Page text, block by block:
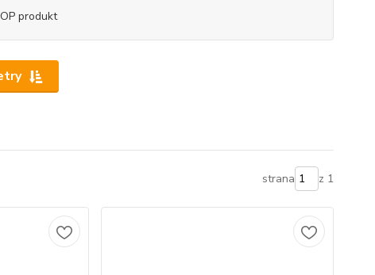
produkt
strana z 1